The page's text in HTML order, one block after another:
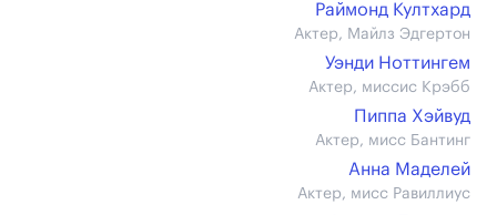
Раймонд Култхард
Актер, Майлз Эдгертон
Уэнди Ноттингем
Актер, миссис Крэбб
Пиппа Хэйвуд
Актер, мисс Бантинг
Анна Маделей
Актер, мисс Равиллиус